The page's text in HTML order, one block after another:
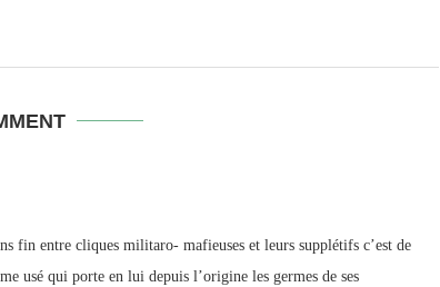
fin entre cliques militaro- mafieuses et leurs supplétifs c’est de
usé qui porte en lui depuis l’origine les germes de ses